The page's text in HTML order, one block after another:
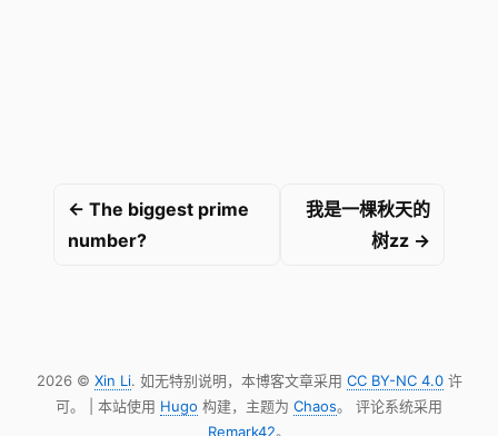
← The biggest prime
number?
我是一棵秋天的
树zz →
2026 © Xin Li. 如无特别说明，本博客文章采用 CC BY-NC 4.0许
可。 | 本站使用 Hugo 构建，主题为 Chaos。 评论系统采用
Remark42。